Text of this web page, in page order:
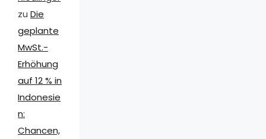
zu Die
geplante
MwSt.-
Erhöhung
auf 12 % in
Indonesie
n:
Chancen,